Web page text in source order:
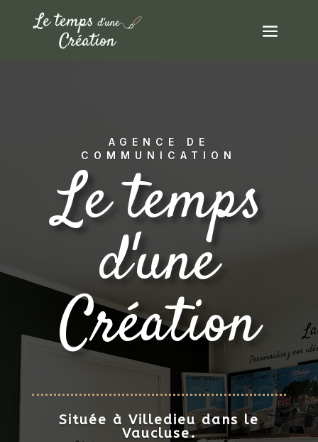
AGENCE DE
COMMUNICATION
Le temps
d'une
Création
Située à Villedieu dans le
Vaucluse.